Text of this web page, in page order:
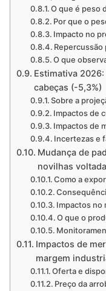
O que é peso
Por que o
Impacto no
Repercussão
O que
Estimativa
cabeças (-5,3%)
Sobre a
Impactos de
Impactos de
Incertezas e
Mudança de
novilhas
Como a
Impactos no
O que o
Impactos de
margem
Oferta e
Preço da